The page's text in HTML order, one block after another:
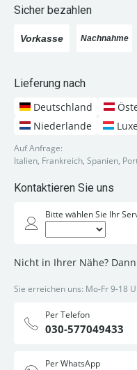
Sicher bezahlen
Lieferung nach
Deutschland
Niederlande
Auf Anfrage:
Italien, Frankreich, Spanien,
Kontaktieren Sie uns
Bitte wählen Sie Ihr
Nicht in Ihrer Nähe?
Sie erreichen uns: Mo-Fr 9-18
Per Telefon
030-577049433
Per WhatsApp